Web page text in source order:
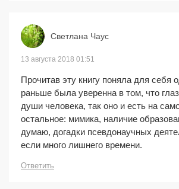
Светлана Чаус
13 августа 2018 01:51
Прочитав эту книгу поняла для себя
раньше была уверенна в том, что
души человека, так оно и есть на
остальное: мимика, наличие
думаю, догадки псевдонаучных
если много лишнего времени.
Ответить